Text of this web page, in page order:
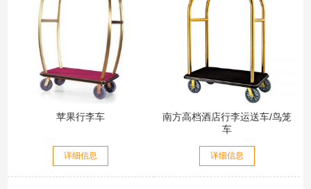
苹果行李车
详细信息
南方高档酒店行李运送车/鸟笼
车
详细信息